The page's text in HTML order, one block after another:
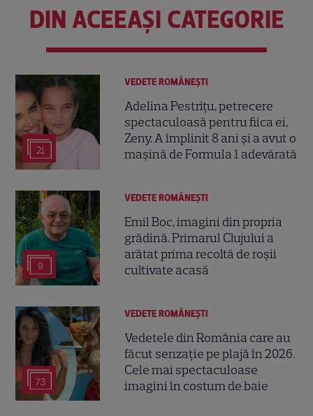
DIN ACEEAȘI CATEGORIE
21
VEDETE ROMÂNEŞTI
Adelina Pestrițu, petrecere
spectaculoasă pentru fiica ei,
Zeny. A împlinit 8 ani și a avut o
mașină de Formula 1 adevărată
9
VEDETE ROMÂNEŞTI
Emil Boc, imagini din propria
grădină. Primarul Clujului a
arătat prima recoltă de roșii
cultivate acasă
73
VEDETE ROMÂNEŞTI
Vedetele din România care au
făcut senzație pe plajă în 2026.
Cele mai spectaculoase
imagini în costum de baie